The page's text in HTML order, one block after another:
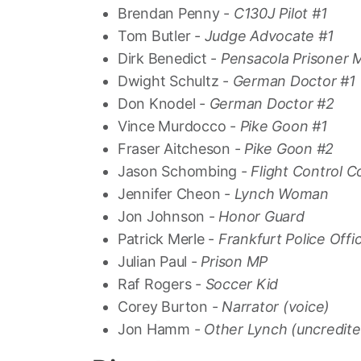
Brendan Penny - C130J Pilot #1
Tom Butler - Judge Advocate #1
Dirk Benedict - Pensacola Prisoner
Dwight Schultz - German Doctor #1
Don Knodel - German Doctor #2
Vince Murdocco - Pike Goon #1
Fraser Aitcheson - Pike Goon #2
Jason Schombing - Flight Control
Jennifer Cheon - Lynch Woman
Jon Johnson - Honor Guard
Patrick Merle - Frankfurt Police
Julian Paul - Prison MP
Raf Rogers - Soccer Kid
Corey Burton - Narrator (voice)
Jon Hamm - Other Lynch